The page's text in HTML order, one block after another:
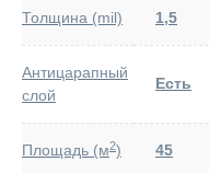
Толщина (mil) 1,5
Антицарапный
слой
Есть
Площадь (м2) 45